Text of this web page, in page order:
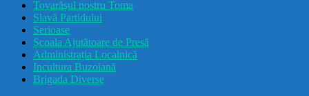
drăcușorulbuzoian
Tovarășul nostru Toma
Slavă Partidului
Serioase
Școala Ajutătoare de Presă
Administrația Localnică
Incultura Buzoiană
Brigada Diverse